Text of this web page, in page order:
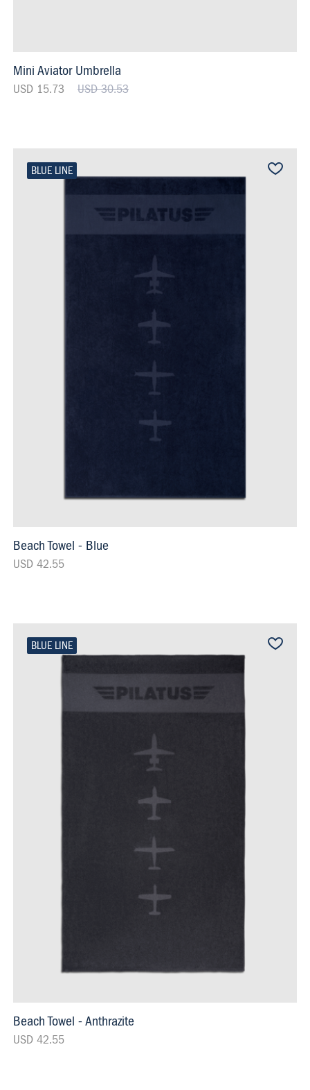
Mini Aviator Umbrella
USD 15.73 USD 30.53
BLUE LINE
Beach Towel - Blue
USD 42.55
BLUE LINE
Beach Towel - Anthrazite
USD 42.55